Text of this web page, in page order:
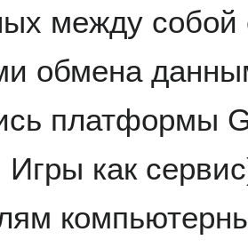
между
обмена
платформы
Игры как